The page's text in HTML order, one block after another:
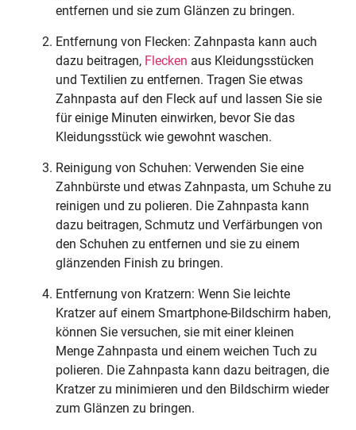
entfernen und sie zum Glänzen zu bringen.
Entfernung von Flecken: Zahnpasta kann auch
dazu beitragen, Flecken aus Kleidungsstücken
und Textilien zu entfernen. Tragen Sie etwas
Zahnpasta auf den Fleck auf und lassen Sie sie
für einige Minuten einwirken, bevor Sie das
Kleidungsstück wie gewohnt waschen.
Reinigung von Schuhen: Verwenden Sie eine
Zahnbürste und etwas Zahnpasta, um Schuhe zu
reinigen und zu polieren. Die Zahnpasta kann
dazu beitragen, Schmutz und Verfärbungen von
den Schuhen zu entfernen und sie zu einem
glänzenden Finish zu bringen.
Entfernung von Kratzern: Wenn Sie leichte
Kratzer auf einem Smartphone-Bildschirm haben,
können Sie versuchen, sie mit einer kleinen
Menge Zahnpasta und einem weichen Tuch zu
polieren. Die Zahnpasta kann dazu beitragen, die
Kratzer zu minimieren und den Bildschirm wieder
zum Glänzen zu bringen.